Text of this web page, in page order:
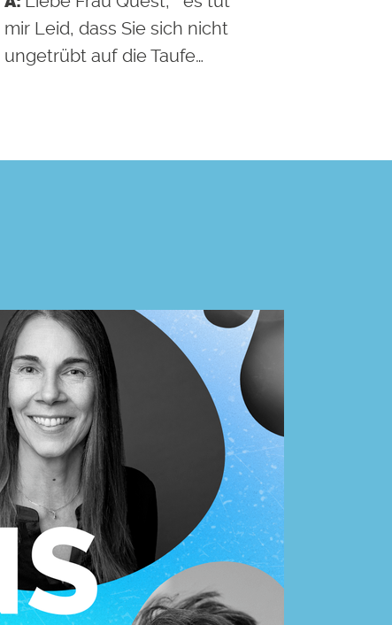
mir Leid, dass Sie sich nicht
ungetrübt auf die Taufe…